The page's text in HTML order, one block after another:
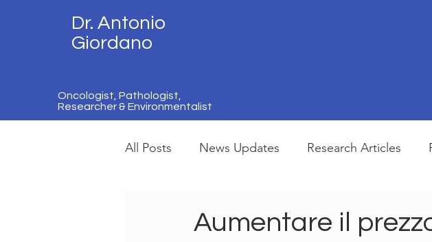
Dr. Antonio
Giordano
Oncologist, Pathologist,
Researcher & Environmentalist
All Posts News Updates Research Articles
Aumentare il